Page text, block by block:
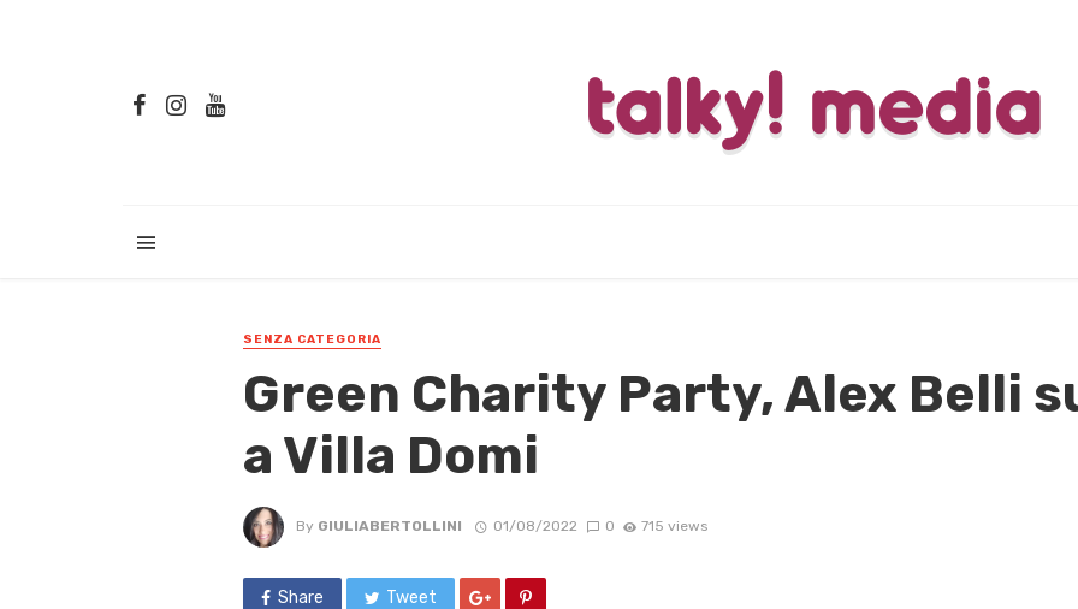
SENZA CATEGORIA
Green Charity Party, Alex Belli
a Villa Domi
By GIULIABERTOLLINI 01/08/2022 0 715 views
Share Tweet